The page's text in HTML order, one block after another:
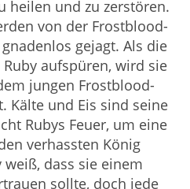
heilen und zu zerstören.
von der Frostblood-
gejagt. Als die
aufspüren, wird sie
jungen Frostblood-
Kälte und Eis sind seine
Rubys Feuer, um eine
verhassten König
weiß, dass sie einem
sollte, doch jede